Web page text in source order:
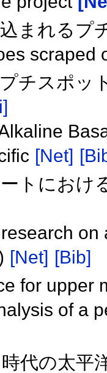
まれるプ
チスポッ
[Net]
トにおけ
[Net] [Bib]
for upper
of a
代の太平